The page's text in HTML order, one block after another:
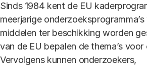
Sinds 1984 kent de EU
meerjarige
middelen ter beschikking worden
van de EU bepalen de thema’s voor
Vervolgens kunnen onderzoekers,